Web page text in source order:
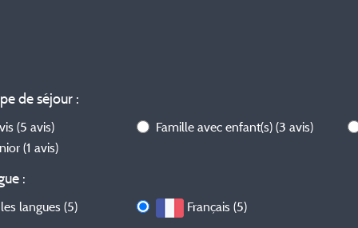
de séjour :
(5 avis) Famille avec enfant(s)(3 avis)
(1 avis)
:
langues (5) Français (5)